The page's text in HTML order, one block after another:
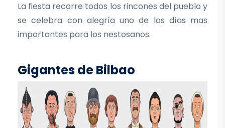
La fiesta recorre todos los rincones del pueblo y
se celebra con alegría uno de los días mas
importantes para los nestosanos.
Gigantes de Bilbao